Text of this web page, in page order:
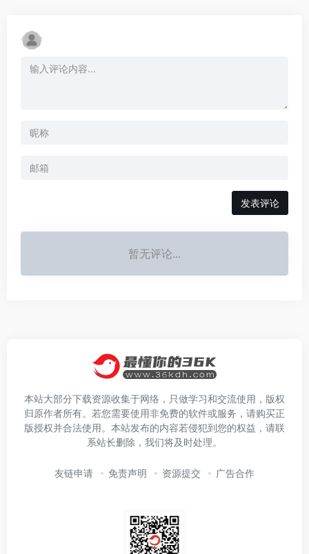
发表评论
暂无评论...
本站大部分下载资源收集于网络，只做学习和交流使用，版权
归原作者所有。若您需要使用非免费的软件或服务，请购买正
版授权并合法使用。本站发布的内容若侵犯到您的权益，请联
系站长删除，我们将及时处理。
友链申请 免责声明 资源提交 广告合作